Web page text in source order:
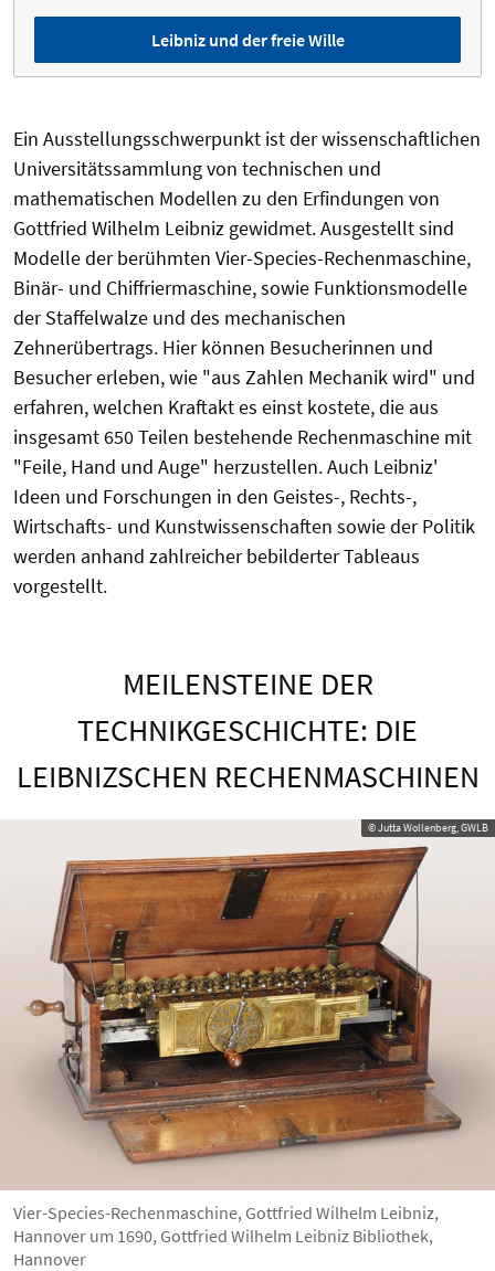
Leibniz und der freie Wille
Ein Ausstellungsschwerpunkt ist der wissenschaftlichen
Universitätssammlung von technischen und
mathematischen Modellen zu den Erfindungen von
Gottfried Wilhelm Leibniz gewidmet. Ausgestellt sind
Modelle der berühmten Vier-Species-Rechenmaschine,
Binär- und Chiffriermaschine, sowie Funktionsmodelle
der Staffelwalze und des mechanischen
Zehnerübertrags. Hier können Besucherinnen und
Besucher erleben, wie "aus Zahlen Mechanik wird" und
erfahren, welchen Kraftakt es einst kostete, die aus
insgesamt 650 Teilen bestehende Rechenmaschine mit
"Feile, Hand und Auge" herzustellen. Auch Leibniz'
Ideen und Forschungen in den Geistes-, Rechts-,
Wirtschafts- und Kunstwissenschaften sowie der Politik
werden anhand zahlreicher bebilderter Tableaus
vorgestellt.
MEILENSTEINE DER
TECHNIKGESCHICHTE: DIE
LEIBNIZSCHEN RECHENMASCHINEN
© Jutta Wollenberg, GWLB
Vier-Species-Rechenmaschine, Gottfried Wilhelm Leibniz,
Hannover um 1690, Gottfried Wilhelm Leibniz Bibliothek,
Hannover